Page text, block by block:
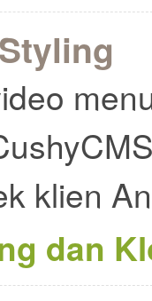
klien
dan